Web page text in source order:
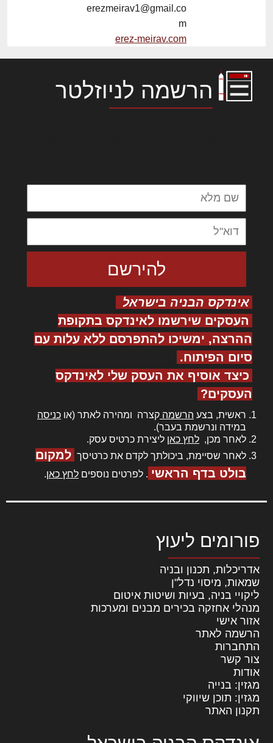
erezmeirav1@gmail.co
m
erez-meirav.com
הרשמה לניוזלטר
אינדקס הבניה בישראל
העסקים שירשמו לאינדקס בתקופת
ההרצה, ימשיכו להתפרסם ללא עלות עם
סיום הפיתוח.
כיצד אוסיף את העסק שלי לאינדקס
העסקים?
ראשית, בצע הרשמה קצרה ומהירה לאתר (או כניסה
במידה ונרשמת בעבר).
לאחר מכן, לחץ כאן ליצירת כרטיס עסק.
לאחר שסיימת, ביכולתך לקדם את כרטיסך למקום
בולט בדף הראשי . לפרטים נוספים לחץ כאן.
פורומים ליעוץ
אדריכלות, תכנון ובניה
שמאות, מיסוי נדל"ן
ליקויי בניה, בעיות ושיטות איטום
מנהלי אחזקה בכירים מבנים ומערכות
אזור אישי
הרשמה לאתר
התחברות
צור קשר
אודות
מגזין: בנייה
מגזין: תוכן שיווקי
תקנון האתר